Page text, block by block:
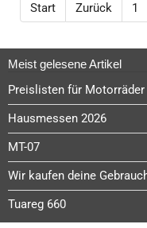
Start
Zurück 1
Meist gelesene Artikel
Preislisten für Motorräder
Hausmessen 2026
MT-07
Wir kaufen deine
Tuareg 660